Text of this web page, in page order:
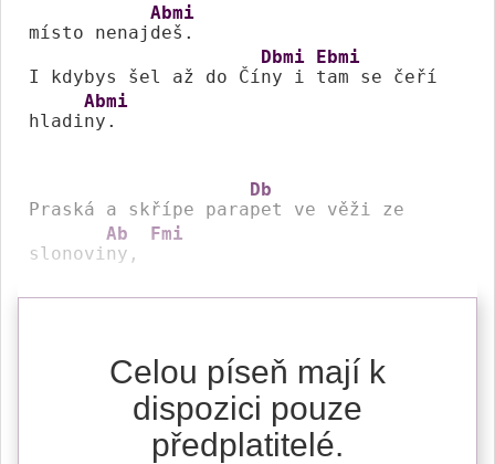
místo nenaj
Abmi
deš.
I kdybys šel až do Čí
Dbmi
ny i
Ebmi
tam se čeří
hladi
Abmi
ny.
Praská a skřípe para
Db
pet ve věži ze
slonovi
Ab
ny,
Fmi
Celou píseň mají k
dispozici pouze
předplatitelé.